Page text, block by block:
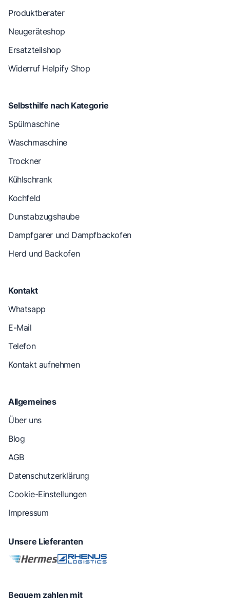
Produktberater
Neugeräteshop
Ersatzteilshop
Widerruf Helpify Shop
Selbsthilfe nach Kategorie
Spülmaschine
Waschmaschine
Trockner
Kühlschrank
Kochfeld
Dunstabzugshaube
Dampfgarer und Dampfbackofen
Herd und Backofen
Kontakt
Whatsapp
E-Mail
Telefon
Kontakt aufnehmen
Allgemeines
Über uns
Blog
AGB
Datenschutzerklärung
Cookie-Einstellungen
Impressum
Unsere Lieferanten
Bequem zahlen mit